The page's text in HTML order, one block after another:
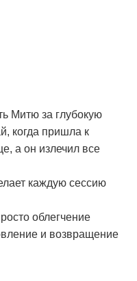
Митю за глубокую
когда пришла к
а он излечил все
каждую сессию
облегчение
и возвращение